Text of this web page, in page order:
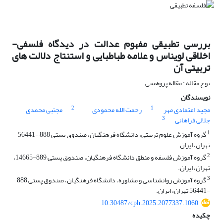
بررسی تطبیقی مفهوم عدالت در دیدگاه فلسفی-
اخلاقی لویناس و علامه طباطبایی و استنتاج دلالت های
تربیتی آن
نوع مقاله : مقاله پژوهشی
نویسندگان
مجید اعتمادی مهر
1 رحمت الله محمودی 2 مجتبی محمدی
جلالی فراهانی
3
1
گروه آموزش علوم تربیتی، دانشگاه فرهنگیان، صندوق پستی 888 -56441
تهران، ایران
2 گروه آموزش فلسفه و منطق دانشگاه فرهنگیان، صندوق پستی 889-14665،
تهران، ایران.
3 گروه آموزش روانشناسی و مشاوره، دانشگاه فرهنگیان، صندوق پستی 888
-56441 تهران، ایران.
10.30487/cph.2025.2077337.1060
چکیده